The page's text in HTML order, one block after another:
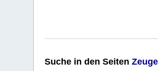
Suche in den Seiten